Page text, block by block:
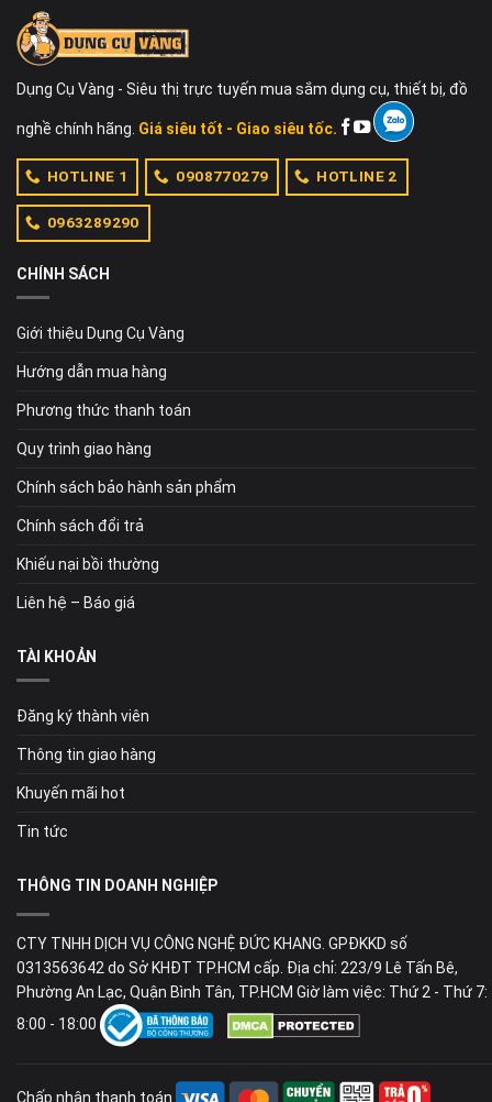
Dụng Cụ Vàng - Siêu thị trực tuyến mua sắm dụng cụ, thiết bị, đồ
nghề chính hãng. Giá siêu tốt - Giao siêu tốc.
HOTLINE 1 0908770279 HOTLINE 2
0963289290
CHÍNH SÁCH
Giới thiệu Dụng Cụ Vàng
Hướng dẫn mua hàng
Phương thức thanh toán
Quy trình giao hàng
Chính sách bảo hành sản phẩm
Chính sách đổi trả
Khiếu nại bồi thường
Liên hệ – Báo giá
TÀI KHOẢN
Đăng ký thành viên
Thông tin giao hàng
Khuyến mãi hot
Tin tức
THÔNG TIN DOANH NGHIỆP
CTY TNHH DỊCH VỤ CÔNG NGHỆ ĐỨC KHANG. GPĐKKD số
0313563642 do Sở KHĐT TP.HCM cấp. Địa chỉ: 223/9 Lê Tấn Bê,
Phường An Lạc, Quận Bình Tân, TP.HCM Giờ làm việc: Thứ 2 - Thứ 7:
8:00 - 18:00
Chấp nhận thanh toán